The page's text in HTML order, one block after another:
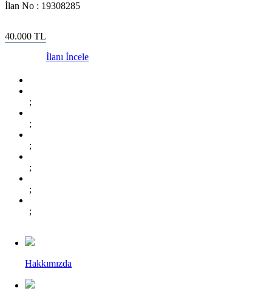
İlan No : 19308285
40.000 TL
İlanı İncele
;
;
;
;
;
;
Hakkımızda